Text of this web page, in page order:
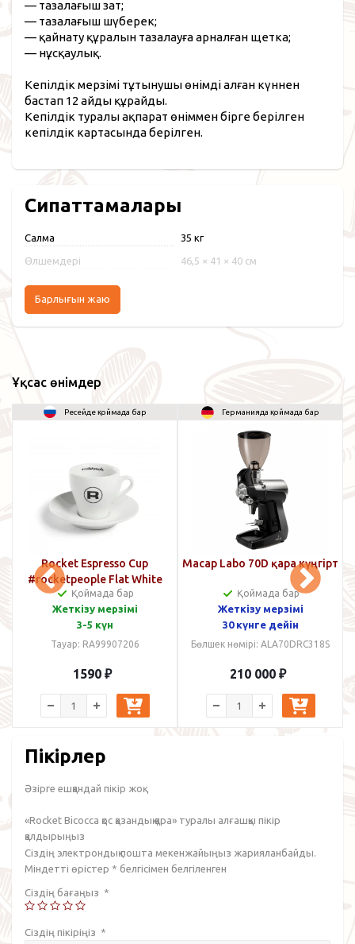
— тазалағыш зат;
— тазалағыш шүберек;
— қайнату құралын тазалауға арналған щетка;
— нұсқаулық.
Кепілдік мерзімі тұтынушы өнімді алған күннен
бастап 12 айды құрайды.
Кепілдік туралы ақпарат өніммен бірге берілген
кепілдік картасында берілген.
Сипаттамалары
Салмақ 35 кг
Өлшемдері 46,5 × 41 × 40 см
Барлығын жаю
Ұқсас өнімдер
Ресейде қоймада бар
Rocket Espresso Cup
#rocketpeople Flat White
60мл ақ түсті
Қоймада бар
Жеткізу мерзімі
3-5 күн
Тауар: RA99907206
1590 ₽
Германияда қоймада бар
Macap Labo 70D қара күңгірт
Қоймада бар
Жеткізу мерзімі
30 күнге дейін
Бөлшек нөмірі: ALA70DRC318S
210 000 ₽
Пікірлер
Әзірге ешқандай пікір жоқ.
«Rocket Bicocca қос қазандық қара» туралы алғашқы пікір
қалдырыңыз
Сіздің электрондық пошта мекенжайыңыз жарияланбайды.
Міндетті өрістер * белгісімен белгіленген
Сіздің бағаңыз *
Сіздің пікіріңіз *